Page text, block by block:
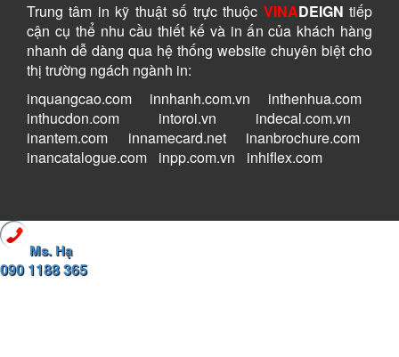
Trung tâm in kỹ thuật số trực thuộc VINADEIGN tiếp
cận cụ thể nhu cầu thiết kế và in ấn của khách hàng
nhanh dễ dàng qua hệ thống website chuyên biệt cho
thị trường ngách ngành in:
inquangcao.com
innhanh.com.vn inthenhua.com-
inthucdon.com
intoroi.vn indecal.com.vn
inantem.com
innamecard.net- inanbrochure.com
inancatalogue.com
inpp.com.vn inhiflex.com
Ms. Hạ
090 1188 365